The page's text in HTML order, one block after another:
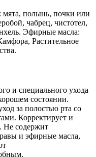
мята, полынь, почки или
чабрец, чистотел,
Эфирные масла:
Растительное
и специального ухода
состоянии.
за полостью рта со
Корректирует и
Не содержит
и эфирные масла,